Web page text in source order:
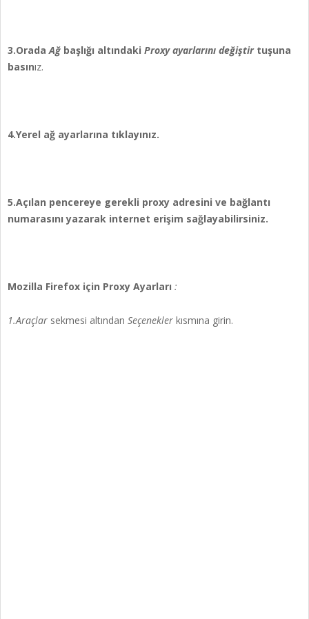
3.OradaAğ başlığı altındaki Proxy ayarlarını değiştirtuşuna
basınız.
4.Yerel ağ ayarlarına tıklayınız.
5.Açılan pencereye gerekli proxy adresini ve bağlantı
numarasını yazarak internet erişim sağlayabilirsiniz.
Mozilla Firefox için Proxy Ayarları :
1.Araçlar sekmesi altından Seçenekler kısmına girin.